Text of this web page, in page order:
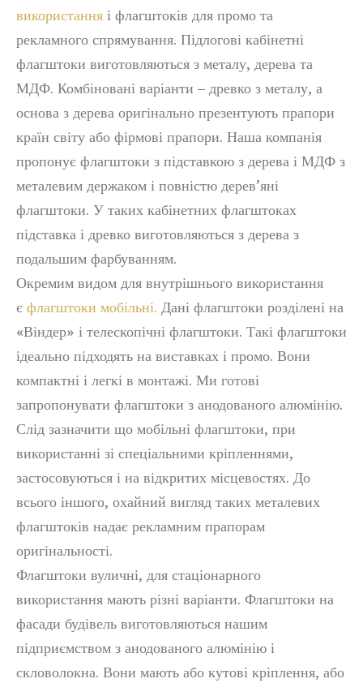
використання і флагштоків для промо та
рекламного спрямування. Підлогові кабінетні
флагштоки виготовляються з металу, дерева та
МДФ. Комбіновані варіанти – древко з металу, а
основа з дерева оригінально презентують прапори
країн світу або фірмові прапори. Наша компанія
пропонує флагштоки з підставкою з дерева і МДФ з
металевим держаком і повністю дерев’яні
флагштоки. У таких кабінетних флагштоках
підставка і древко виготовляються з дерева з
подальшим фарбуванням.
Окремим видом для внутрішнього використання
є флагштоки мобільні. Дані флагштоки розділені на
«Віндер» і телескопічні флагштоки. Такі флагштоки
ідеально підходять на виставках і промо. Вони
компактні і легкі в монтажі. Ми готові
запропонувати флагштоки з анодованого алюмінію.
Слід зазначити що мобільні флагштоки, при
використанні зі спеціальними кріпленнями,
застосовуються і на відкритих місцевостях. До
всього іншого, охайний вигляд таких металевих
флагштоків надає рекламним прапорам
оригінальності.
Флагштоки вуличні, для стаціонарного
використання мають різні варіанти. Флагштоки на
фасади будівель виготовляються нашим
підприємством з анодованого алюмінію і
скловолокна. Вони мають або кутові кріплення, або